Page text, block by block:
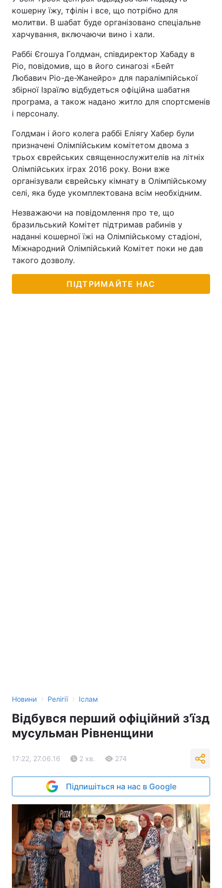
Тема оформлення
кошерну їжу, тфілін і все, що потрібно для
молитви. В шабат буде організовано спеціальне
харчування, включаючи вино і хали.
Раббі Єгошуа Голдман, співдиректор Хабаду в
Ріо, повідомив, що в його синагозі «Бейт
Любавич Ріо-де-Жанейро» для паралімпійської
збірної Ізраїлю відбудеться офіційна шабатня
програма, а також надано житло для спортсменів
і персоналу.
Голдман і його колега раббі Еліягу Хабер були
призначені Олімпійським комітетом двома з
трьох єврейських священнослужителів на літніх
Олімпійських іграх 2016 року. Вони вже
організували єврейську кімнату в Олімпійському
селі, яка буде укомплектована всім необхідним.
Незважаючи на повідомлення про те, що
бразильський Комітет підтримав рабинів у
наданні кошерної їжі на Олімпійському стадіоні,
Міжнародний Олімпійський Комітет поки не дав
такого дозволу.
ПІДТРИМАЙТЕ НАС
Новини › Релігії › Іслам
Відбувся перший офіційний з'їзд
мусульман Рівненщини
17:22, 27.06.16 2 хв. 274
Підпишіться на нас в Google